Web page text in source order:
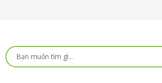
Search
...